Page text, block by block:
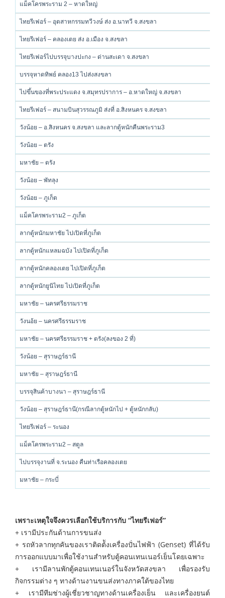
แม็คโครพระราม 2 – หาดใหญ่
ไทยรีเฟอร์ – อุตสาหกรรมทวีวงษ์ ส่ง อ.นาทวี จ.สงขลา
ไทยรีเฟอร์ – คลองเตย ส่ง อ.เมือง จ.สงขลา
ไทยรีเฟอร์ไปบรรจุบางปะกง – ด่านสะเดา จ.สงขลา
บรรจุหาดทิพย์ คลอง13 ไปส่งสงขลา
ไปขึ้นของที่พระประแดง จ.สมุทรปราการ – อ.หาดใหญ่ จ.สงขลา
ไทยรีเฟอร์ – สนามบินสุวรรณภูมิ ส่งที่ อ.สิงหนคร จ.สงขลา
วังน้อย – อ.สิงหนคร จ.สงขลา และลากตู้หนักคืนพระราม3
วังน้อย – ตรัง
มหาชัย – ตรัง
วังน้อย – พัทลุง
วังน้อย – ภูเก็ต
แม็คโครพระราม2 – ภูเก็ต
ลากตู้หนักมหาชัย ไปเปิดที่ภูเก็ต
ลากตู้หนักแหลมฉบัง ไปเปิดที่ภูเก็ต
ลากตู้หนักคลองเตย ไปเปิดที่ภูเก็ต
ลากตู้หนักยูนิไทย ไปเปิดที่ภูเก็ต
มหาชัย – นครศรีธรรมราช
วังนอ้ย – นครศรีธรรมราช
มหาชัย – นครศรีธรรมราช + ตรัง(ลงของ 2 ที่)
วังน้อย – สุราษฎร์ธานี
มหาชัย – สุราษฎร์ธานี
บรรจุสินค้าบางนา – สุราษฎร์ธานี
วังน้อย – สุราษฎร์ธานี(กรณีลากตู้หนักไป + ตู้หนักกลับ)
ไทยรีเฟอร์ – ระนอง
แม็คโครพระราม2 – สตูล
ไปบรรจุงานที่ จ.ระนอง คืนท่าเรือคลองเตย
มหาชัย – กระบี่
เพราะเหตุใจจึงควรเลือกใช้บริการกับ “ไทยรีเฟอร์”
+ เรามีประกันด้านการขนส่ง
+ รถหัวลากทุกคันของเราติดต้ังเครื่องปั่นไฟฟ้า (Genset) ที่ได้รับ
การออกแบบมาเพื่อใช้งานสำหรับตู้คอนเทนเนอร์เย็นโดยเฉพาะ
+ เรามีลานพักตู้คอนเทนเนอร์ในจังหวัดสงขลา เพื่อรองรับ
กิจกรรมต่าง ๆ ทางด้านงานขนส่งทางภาคใต้ของไทย
+ เรามีทีมช่างผู้เชี่ยวชาญทางด้านเครื่องเย็น และเครื่องยนต์